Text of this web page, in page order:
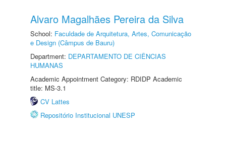
Alvaro Magalhães Pereira da Silva
School: Faculdade de Arquitetura, Artes, Comunicação
e Design (Câmpus de Bauru)
Department: DEPARTAMENTO DE CIÊNCIAS
HUMANAS
Academic Appointment Category: RDIDP Academic
title: MS-3.1
CV Lattes
Repositório Institucional UNESP